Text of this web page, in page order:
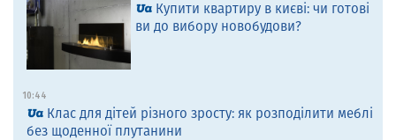
Купити квартиру в києві: чи готові
ви до вибору новобудови?
10:44
Клас для дітей різного зросту: як розподілити меблі
без щоденної плутанини